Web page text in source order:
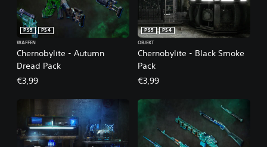
Chernobylite - Autumn
Dread Pack
PS5
PS4
WAFFEN
€3,99
Chernobylite - Black Smoke
Pack
PS5
PS4
OBJEKT
€3,99